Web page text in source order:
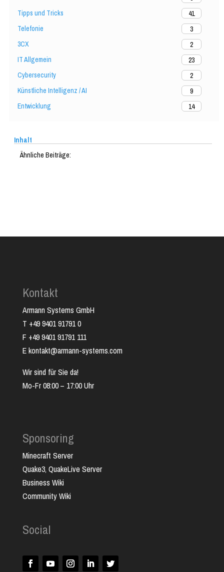
Tipps und Tricks
41
Telefonie
3
3CX
2
IT Allgemein
23
Cybersecurity
2
Künstliche Intelligenz / AI
9
Entwicklung
14
Inhalt
Ähnliche Beiträge:
Kontakt
Armann Systems GmbH
T +49 9401 91791 0
F +49 9401 91791 111
E kontakt@armann-systems.com
Wir sind für Sie da!
Mo-Fr 08:00 – 17:00 Uhr
Sponsoring
Minecraft Server
Quake3, QuakeLive Server
Business Wiki
Community Wiki
Social